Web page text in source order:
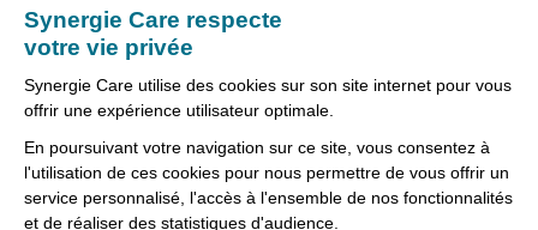
Fraudes & Hameçonnages
Préférences des cookies